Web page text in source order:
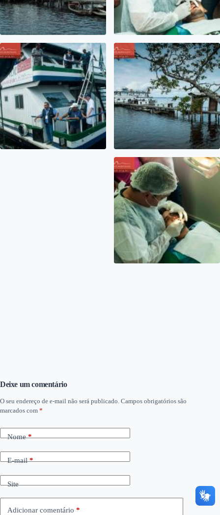
Deixe um comentário
O seu endereço de e-mail não será publicado. Campos obrigatórios são
marcados com *
Nome*
E-mail*
Site
Adicionar comentário *